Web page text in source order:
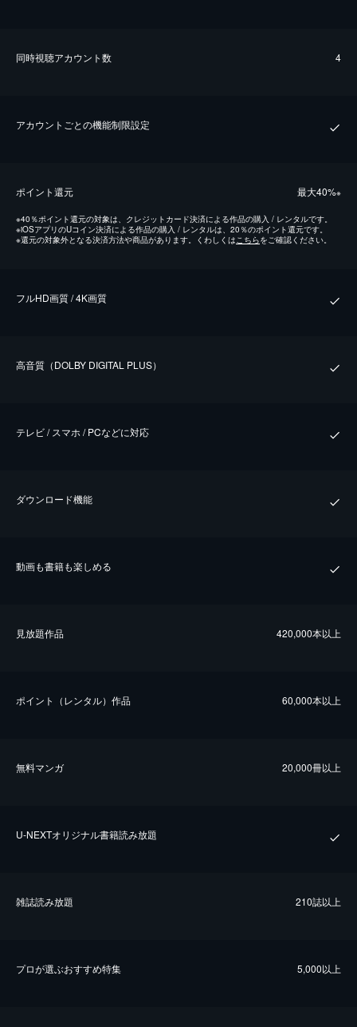
同時視聴アカウント数 4
アカウントごとの機能制限設定
ポイント還元 最⼤40%※
※40％ポイント還元の対象は、クレジットカード決済による作品の購入 / レンタルです。
※iOSアプリのUコイン決済による作品の購入 / レンタルは、20％のポイント還元です。
※還元の対象外となる決済方法や商品があります。くわしくは こちらをご確認ください。
フルHD画質 / 4K画質
⾼⾳質（DOLBY DIGITAL PLUS）
テレビ / スマホ / PCなどに対応
ダウンロード機能
動画も書籍も楽しめる
⾒放題作品 420,000本以上
ポイント（レンタル）作品 60,000本以上
無料マンガ 20,000冊以上
U-NEXTオリジナル書籍読み放題
雑誌読み放題 210誌以上
プロが選ぶおすすめ特集 5,000以上